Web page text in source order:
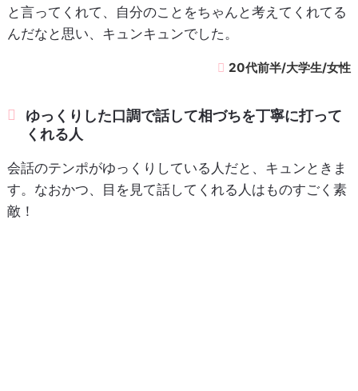
と言ってくれて、自分のことをちゃんと考えてくれてる
んだなと思い、キュンキュンでした。
20代前半/大学生/女性
ゆっくりした口調で話して相づちを丁寧に打って
くれる人
会話のテンポがゆっくりしている人だと、キュンときま
す。なおかつ、目を見て話してくれる人はものすごく素
敵！